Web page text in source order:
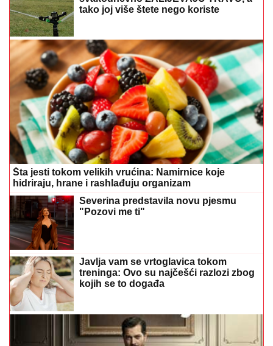
tako joj više štete nego koriste
Šta jesti tokom velikih vrućina: Namirnice koje
hidriraju, hrane i rashlađuju organizam
Severina predstavila novu pjesmu
"Pozovi me ti"
Javlja vam se vrtoglavica tokom
treninga: Ovo su najčešći razlozi zbog
kojih se to događa